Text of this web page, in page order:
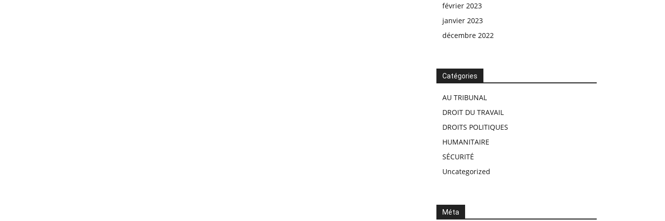
février 2023
janvier 2023
décembre 2022
Catégories
AU TRIBUNAL
DROIT DU TRAVAIL
DROITS POLITIQUES
HUMANITAIRE
SÉCURITÉ
Uncategorized
Méta